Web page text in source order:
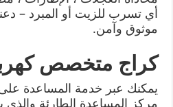
أي تسرب للزيت أو المبرد –
موثوق وآمن.
كراج متخصص
يمكنك عبر خدمة المساعدة